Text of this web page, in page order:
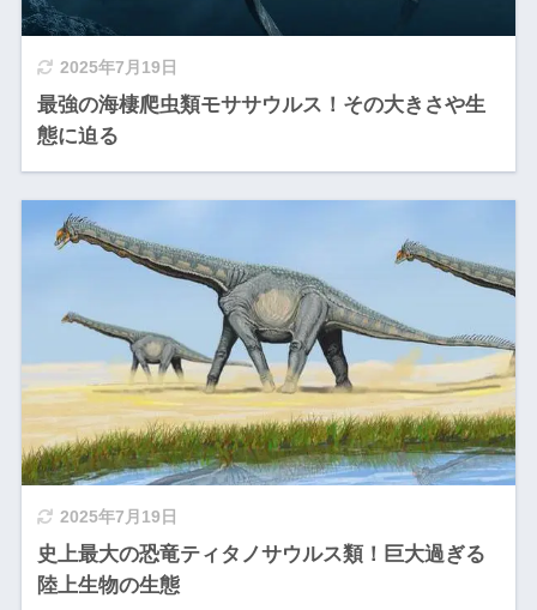
2025年7月19日
最強の海棲爬虫類モササウルス！その大きさや生
態に迫る
2025年7月19日
史上最大の恐竜ティタノサウルス類！巨大過ぎる
陸上生物の生態